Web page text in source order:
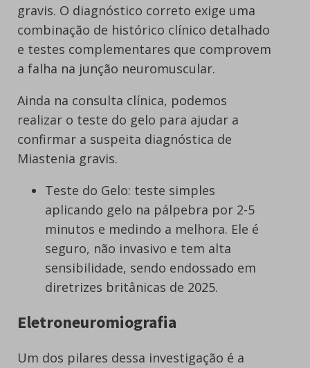
gravis. O diagnóstico correto exige uma
combinação de histórico clínico detalhado
e testes complementares que comprovem
a falha na junção neuromuscular.
Ainda na consulta clínica, podemos
realizar o teste do gelo para ajudar a
confirmar a suspeita diagnóstica de
Miastenia gravis.
Teste do Gelo: teste simples
aplicando gelo na pálpebra por 2-5
minutos e medindo a melhora. Ele é
seguro, não invasivo e tem alta
sensibilidade, sendo endossado em
diretrizes britânicas de 2025.
Eletroneuromiografia
Um dos pilares dessa investigação é a